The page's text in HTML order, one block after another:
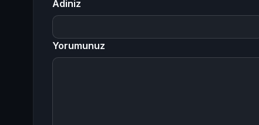
Adiniz
Yorumunuz